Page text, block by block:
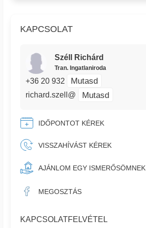
KAPCSOLAT
Széll Richárd
Tran. Ingatlaniroda
+36 20 932 Mutasd
richard.szell@ Mutasd
IDŐPONTOT KÉREK
VISSZAHÍVÁST KÉREK
AJÁNLOM EGY ISMERŐSÖMNEK
MEGOSZTÁS
KAPCSOLATFELVÉTEL